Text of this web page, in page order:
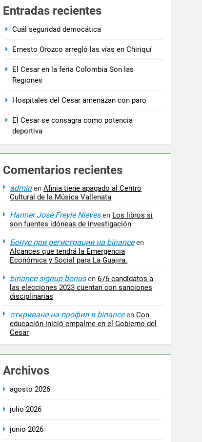
No se eliminarán recursos que aseguren
3 Años Ago
Entradas recientes
Cuál seguridad democática
Ernesto Orozco arregló las vías en Chiriquí
El Cesar en la feria Colombia Son las
Regiones
Hospitales del Cesar amenazan con paro
El Cesar se consagra como potencia
deportiva
Comentarios recientes
adminenAfinia tiene apagado al Centro
Cultural de la Música Vallenata
Hanner José Freyle Nievesen Los libros si
son fuentes idóneas de investigación
Бонус при регистрации на binanceen
Alcances que tendrá la Emergencia
Económica y Social para La Guajira.
binance signup bonusen 676 candidatos a
las elecciones 2023 cuentan con sanciones
disciplinarias
откриване на профил в binanceenCon
educación inició empalme en el Gobierno del
Cesar
Archivos
agosto 2026
julio 2026
junio 2026